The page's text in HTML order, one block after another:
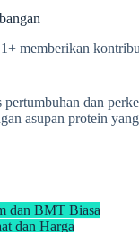
memberikan
dan
asupan protein
dan BMT Biasa
dan Harga